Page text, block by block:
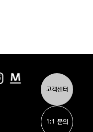
고객센터
1:1 문의